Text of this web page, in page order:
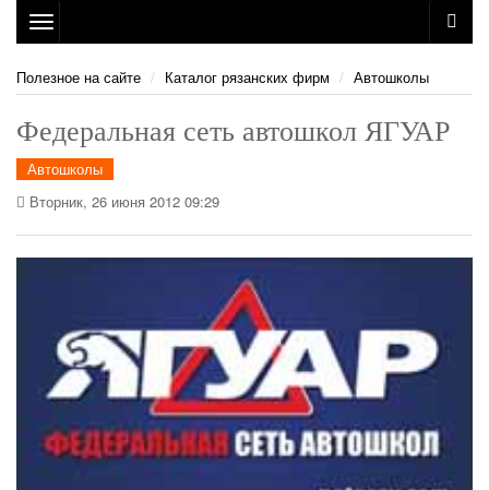
Toggle
navigation
Полезное на сайте
Каталог рязанских фирм Автошколы
Федеральная сеть автошкол ЯГУАР
Автошколы
Вторник, 26 июня 2012 09:29